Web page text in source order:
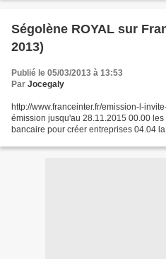
Ségolène ROYAL sur
2013)
Publié le 05/03/2013 à 13:53
Par Jocegaly
http://www.franceinter.fr/emission-l-
émission jusqu'au 28.11.2015 00.00
bancaire pour créer entreprises 04.04